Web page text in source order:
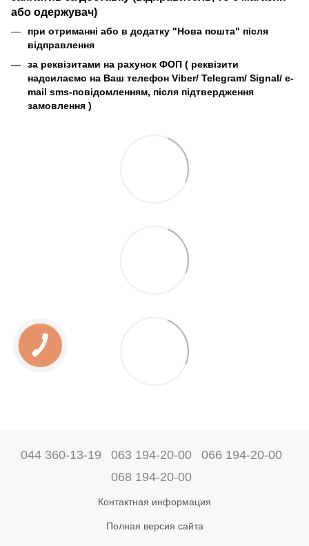
або одержувач)
при отриманні або в додатку "Нова пошта" після
відправлення
за реквізитами на рахунок ФОП ( реквізити
надсилаємо на Ваш телефон Viber/ Telegram/ Signal/ e-
mail sms-повідомленням, після підтвердження
замовлення )
044 360-13-19 063 194-20-00
066 194-20-00
068 194-20-00
Контактная информация
Полная версия сайта